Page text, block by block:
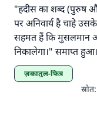
"हदीस का शब्द (पुरुष
पर अनिवार्य है चाहे
सहमत हैं कि मुसलमान
निकालेगा।" समाप्त हुआ।
ज़कातुल-फित्र
स्रोत: